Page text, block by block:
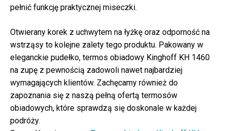
pełnić funkcję praktycznej miseczki.
Otwierany korek z uchwytem na łyżkę oraz odporność na
wstrząsy to kolejne zalety tego produktu. Pakowany w
eleganckie pudełko, termos obiadowy Kinghoff KH 1460
na zupę z pewnością zadowoli nawet najbardziej
wymagających klientów. Zachęcamy również do
zapoznania się z naszą pełną ofertą termosów
obiadowych, które sprawdzą się doskonale w każdej
podróży.